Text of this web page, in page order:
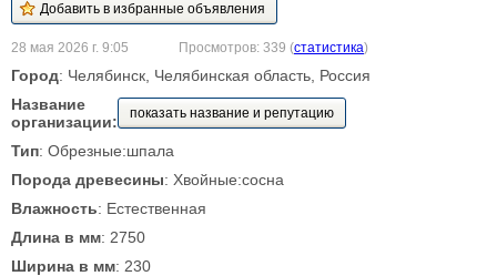
28 мая 2026 г. 9:05 Просмотров: 339 (статистика)
Город: Челябинск, Челябинская область, Россия
Название
организации:
показать название и репутацию
Тип: Обрезные:шпала
Порода древесины: Хвойные:сосна
Влажность: Естественная
Длина в мм: 2750
Ширина в мм: 230